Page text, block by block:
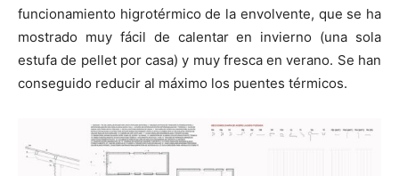
funcionamiento higrotérmico de la envolvente, que se ha
mostrado muy fácil de calentar en invierno (una sola
estufa de pellet por casa) y muy fresca en verano. Se han
conseguido reducir al máximo los puentes térmicos.